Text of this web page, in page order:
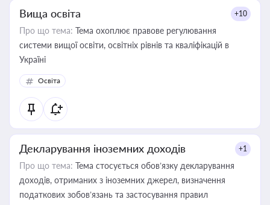
Вища освіта +10
Про що тема: Тема охоплює правове регулювання
системи вищої освіти, освітніх рівнів та кваліфікацій в
Україні
Освіта
Декларування іноземних доходів +1
Про що тема: Тема стосується обов’язку декларування
доходів, отриманих з іноземних джерел, визначення
податкових зобов’язань та застосування правил